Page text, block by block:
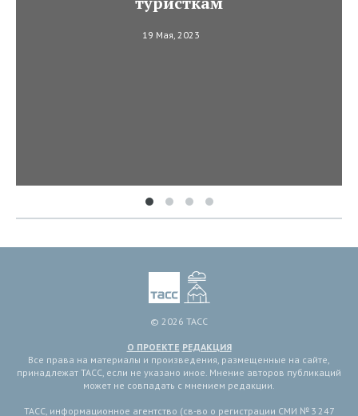
19 Мая, 2023
© 2026 ТАСС
О ПРОЕКТЕ РЕДАКЦИЯ
Все права на материалы и произведения, размещенные на сайте,
принадлежат ТАСС, если не указано иное. Мнение авторов публикаций
может не совпадать с мнением редакции.
ТАСС, информационное агентство (св-во о регистрации СМИ № 3 247